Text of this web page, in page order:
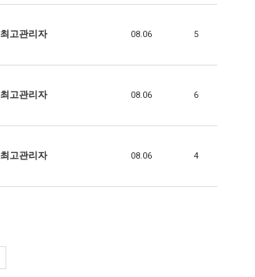
최고관리자 08.06 5
최고관리자 08.06 6
최고관리자 08.06 4